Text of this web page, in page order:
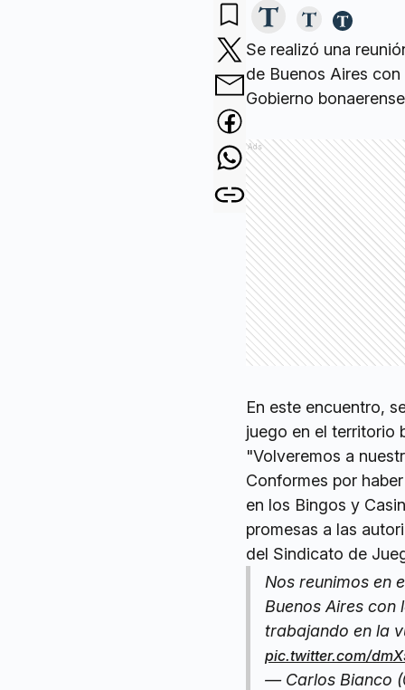
Se realizó una
de Buenos Aires
Gobierno
Ads
En este encuentro,
juego en el territorio
"Volveremos a
Conformes por
en los Bingos y
promesas a las
del Sindicato de
Nos reunimos en
Buenos Aires
trabajando en la
pic.twitter.com/
— Carlos Bianco